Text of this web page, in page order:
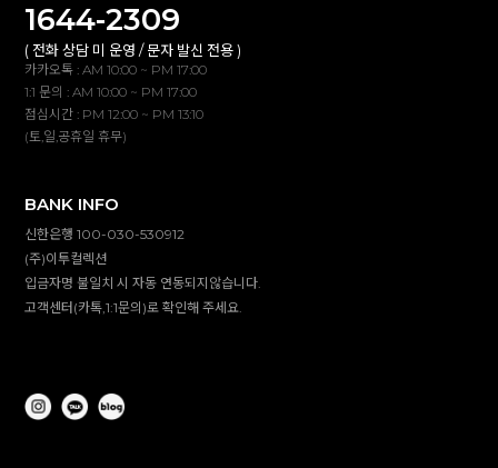
1644-2309
( 전화 상담 미 운영 / 문자 발신 전용 )
카카오톡 : AM 10:00 ~ PM 17:00
1:1 문의 : AM 10:00 ~ PM 17:00
점심시간 : PM 12:00 ~ PM 13:10
(토,일,공휴일 휴무)
BANK INFO
신한은행 100-030-530912
(주)이투컬렉션
입금자명 불일치 시 자동 연동되지않습니다.
고객센터(카톡,1:1문의)로 확인해 주세요.